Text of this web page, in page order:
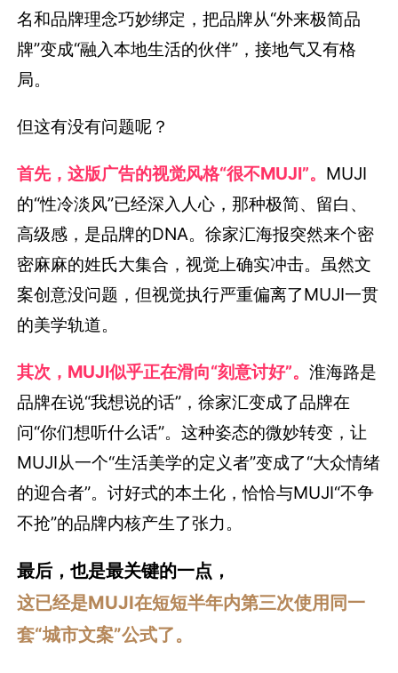
名和品牌理念巧妙绑定，把品牌从“外来极简品
牌”变成“融入本地生活的伙伴”，接地气又有格
局。
但这有没有问题呢？
首先，这版广告的视觉风格“很不MUJI”。 MUJI
的“性冷淡风”已经深入人心，那种极简、留白、
高级感，是品牌的DNA。徐家汇海报突然来个密
密麻麻的姓氏大集合，视觉上确实冲击。虽然文
案创意没问题，但视觉执行严重偏离了MUJI一贯
的美学轨道。
其次，MUJI似乎正在滑向“刻意讨好”。淮海路是
品牌在说“我想说的话”，徐家汇变成了品牌在
问“你们想听什么话”。这种姿态的微妙转变，让
MUJI从一个“生活美学的定义者”变成了“大众情绪
的迎合者”。讨好式的本土化，恰恰与MUJI“不争
不抢”的品牌内核产生了张力。
最后，也是最关键的一点，
这已经是MUJI在短短半年内第三次使用同一
套“城市文案”公式了。